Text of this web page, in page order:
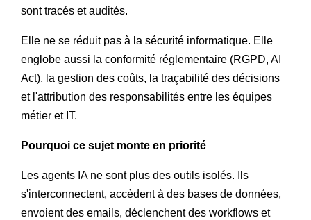
sont tracés et audités.
Elle ne se réduit pas à la sécurité informatique. Elle
englobe aussi la conformité réglementaire (RGPD, AI
Act), la gestion des coûts, la traçabilité des décisions
et l'attribution des responsabilités entre les équipes
métier et IT.
Pourquoi ce sujet monte en priorité
Les agents IA ne sont plus des outils isolés. Ils
s'interconnectent, accèdent à des bases de données,
envoient des emails, déclenchent des workflows et